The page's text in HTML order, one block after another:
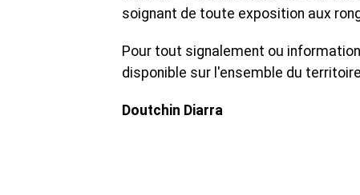
soignant de toute exposition aux
Pour tout signalement ou
disponible sur l'ensemble du
Doutchin Diarra